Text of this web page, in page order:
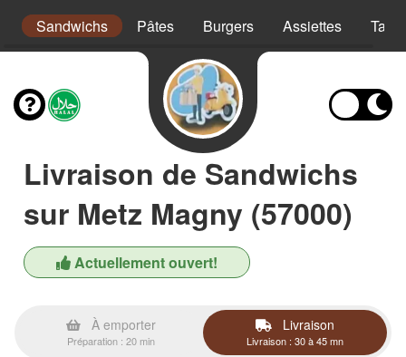
Sandwichs Pâtes Burgers Assiettes
Livraison de Sandwichs
sur Metz Magny (57000)
Actuellement ouvert!
À emporter
Préparation : 20 min
Livraison
Livraison : 30 à 45 mn